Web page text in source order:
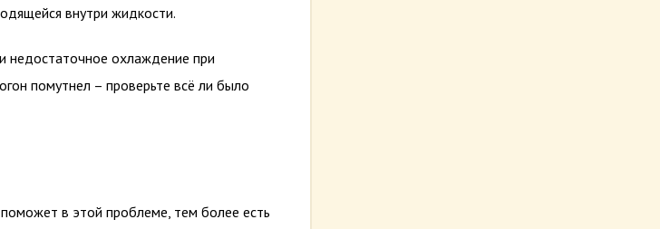
внутри жидкости.
недостаточное охлаждение при
помутнел – проверьте всё ли было
в этой проблеме, тем более есть